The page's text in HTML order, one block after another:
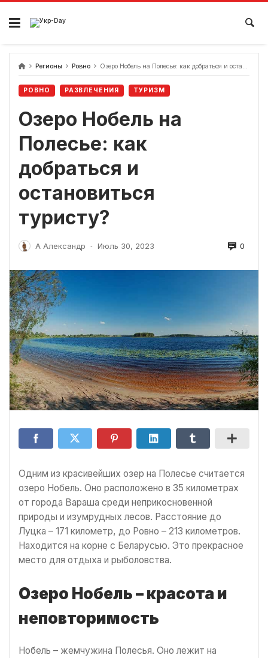
перейти
содержанию
Регионы Ровно Озеро Нобель на Полесье: как добраться и остановиться туристу?
РОВНО РАЗВЛЕЧЕНИЯ ТУРИЗМ
Озеро Нобель на
Полесье: как
добраться и
остановиться
туристу?
А Александр - Июль 30, 2023 0
Одним из красивейших озер на Полесье считается
озеро Нобель. Оно расположено в 35 километрах
от города Вараша среди неприкосновенной
природы и изумрудных лесов. Расстояние до
Луцка – 171 километр, до Ровно – 213 километров.
Находится на корне с Беларусью. Это прекрасное
место для отдыха и рыболовства.
Озеро Нобель – красота и
неповторимость
Нобель – жемчужина Полесья. Оно лежит на